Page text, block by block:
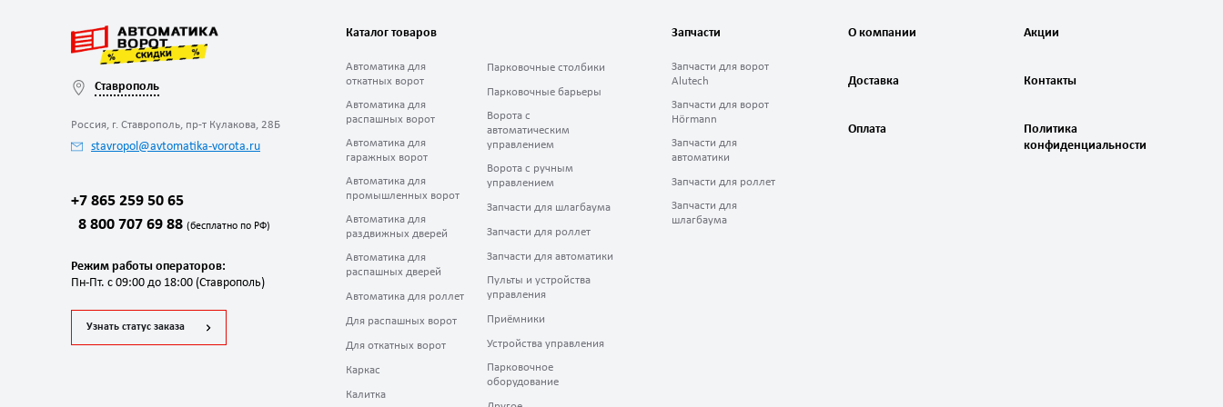
Ставрополь
Россия, г. Ставрополь, пр-т Кулакова, 28Б
stavropol@avtomatika-vorota.ru
+7 865 259 50 65
8 800 707 69 88 (бесплатно по РФ)
Режим работы операторов:
Пн-Пт. с 09:00 до 18:00 (Ставрополь)
Узнать статус заказа
Каталог товаров
Автоматика для
откатных ворот
Автоматика для
распашных ворот
Автоматика для
гаражных ворот
Автоматика для
промышленных ворот
Автоматика для
раздвижных дверей
Автоматика для
распашных дверей
Автоматика для роллет
Для распашных ворот
Для откатных ворот
Каркас
Калитка
Парковочные столбики
Парковочные барьеры
Ворота с
автоматическим
управлением
Ворота с ручным
управлением
Запчасти для шлагбаума
Запчасти для роллет
Запчасти для автоматики
Пульты и устройства
управления
Приёмники
Устройства управления
Парковочное
оборудование
Запчасти
Запчасти для ворот
Alutech
Запчасти для ворот
Hörmann
Запчасти для
автоматики
Запчасти для роллет
Запчасти для
шлагбаума
О компании
Доставка
Оплата
Акции
Контакты
Политика
конфиденциальности